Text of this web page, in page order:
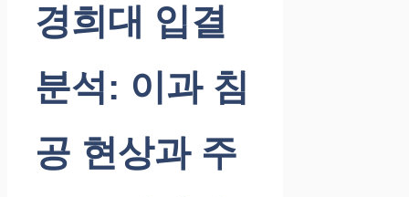
경희대 입결
분석: 이과 침
공 현상과 주